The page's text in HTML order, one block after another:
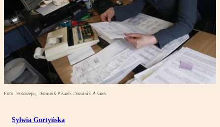
Foto: Fotorzepa, Dominik Pisarek Dominik Pisarek
Sylwia Gortyńska